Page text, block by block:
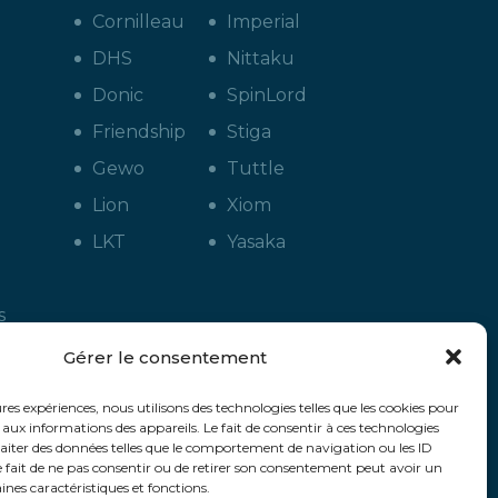
Gérer le consentement
expériences, nous utilisons des technologies telles que les cookies pour
informations des appareils. Le fait de consentir à ces technologies
des données telles que le comportement de navigation ou les ID
fait de ne pas consentir ou de retirer son consentement peut avoir un
caractéristiques et fonctions.
Cornilleau
DHS
Donic
Friendship
Gewo
Lion
LKT
Imperial
Nittaku
SpinLord
Stiga
Tuttle
Xiom
Yasaka